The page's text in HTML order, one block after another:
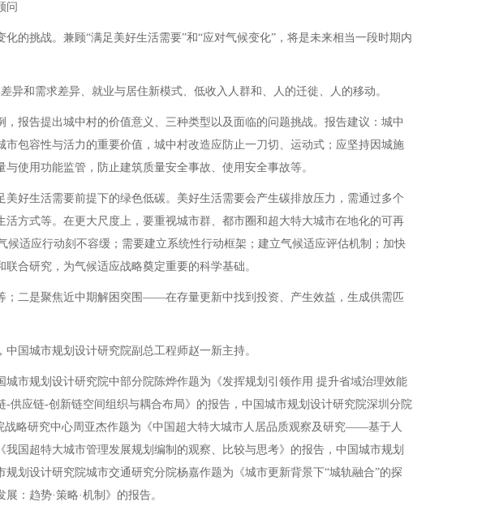
问
挑战。兼顾“满足美好生活需要”和“应对气候变化”，将是未来相当一段时期内
和需求差异、就业与居住新模式、低收入人群和、人的迁徙、人的移动。
告提出城中村的价值意义、三种类型以及面临的问题挑战。报告建议：城中
包容性与活力的重要价值，城中村改造应防止一刀切、运动式；应坚持因城施
使用功能监管，防止建筑质量安全事故、使用安全事故等。
生活需要前提下的绿色低碳。美好生活需要会产生碳排放压力，需通过多个
方式等。在更大尺度上，要重视城市群、都市圈和超大特大城市在地化的可再
适应行动刻不容缓；需要建立系统性行动框架；建立气候适应评估机制；加快
合研究，为气候适应战略奠定重要的科学基础。
二是聚焦近中期解困突围——在存量更新中找到投资、产生效益，生成供需匹
国城市规划设计研究院副总工程师赵一新主持。
规划设计研究院中部分院陈烨作题为《发挥规划引领作用 提升省域治理效能
应链-创新链空间组织与耦合布局》的报告，中国城市规划设计研究院深圳分院
略研究中心周亚杰作题为《中国超大特大城市人居品质观察及研究——基于人
国超特大城市管理发展规划编制的观察、比较与思考》的报告，中国城市规划
划设计研究院城市交通研究分院杨嘉作题为《城市更新背景下“城轨融合”的探
：趋势·策略·机制》的报告。